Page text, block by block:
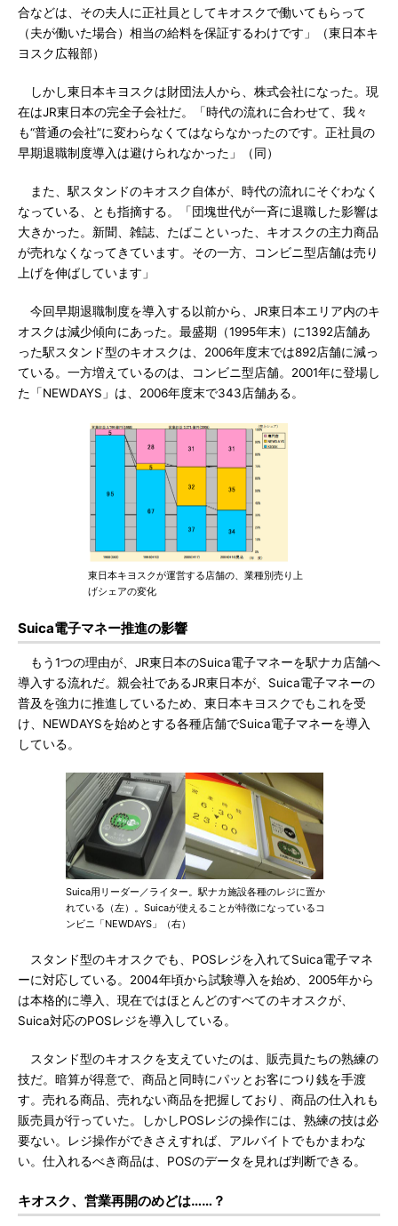
合などは、その夫人に正社員としてキオスクで働いてもらって
（夫が働いた場合）相当の給料を保証するわけです」（東日本キ
ヨスク広報部）
しかし東日本キヨスクは財団法人から、株式会社になった。現
在はJR東日本の完全子会社だ。「時代の流れに合わせて、我々
も“普通の会社”に変わらなくてはならなかったのです。正社員の
早期退職制度導入は避けられなかった」（同）
また、駅スタンドのキオスク自体が、時代の流れにそぐわなく
なっている、とも指摘する。「団塊世代が一斉に退職した影響は
大きかった。新聞、雑誌、たばこといった、キオスクの主力商品
が売れなくなってきています。その一方、コンビニ型店舗は売り
上げを伸ばしています」
今回早期退職制度を導入する以前から、JR東日本エリア内のキ
オスクは減少傾向にあった。最盛期（1995年末）に1392店舗あ
った駅スタンド型のキオスクは、2006年度末では892店舗に減っ
ている。一方増えているのは、コンビニ型店舗。2001年に登場し
た「NEWDAYS」は、2006年度末で343店舗ある。
東日本キヨスクが運営する店舗の、業種別売り上
げシェアの変化
Suica電子マネー推進の影響
もう1つの理由が、JR東日本のSuica電子マネーを駅ナカ店舗へ
導入する流れだ。親会社であるJR東日本が、Suica電子マネーの
普及を強力に推進しているため、東日本キヨスクでもこれを受
け、NEWDAYSを始めとする各種店舗でSuica電子マネーを導入
している。
Suica用リーダー／ライター。駅ナカ施設各種のレジに置か
れている（左）。Suicaが使えることが特徴になっているコ
ンビニ「NEWDAYS」（右）
スタンド型のキオスクでも、POSレジを入れてSuica電子マネ
ーに対応している。2004年頃から試験導入を始め、2005年から
は本格的に導入、現在ではほとんどのすべてのキオスクが、
Suica対応のPOSレジを導入している。
スタンド型のキオスクを支えていたのは、販売員たちの熟練の
技だ。暗算が得意で、商品と同時にパッとお客につり銭を手渡
す。売れる商品、売れない商品を把握しており、商品の仕入れも
販売員が行っていた。しかしPOSレジの操作には、熟練の技は必
要ない。レジ操作ができさえすれば、アルバイトでもかまわな
い。仕入れるべき商品は、POSのデータを見れば判断できる。
キオスク、営業再開のめどは……？